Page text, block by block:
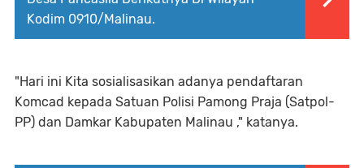
Kodim 0910/Malinau.
"Hari ini Kita sosialisasikan adanya pendaftaran
Komcad kepada Satuan Polisi Pamong Praja (Satpol-
PP) dan Damkar Kabupaten Malinau ," katanya.